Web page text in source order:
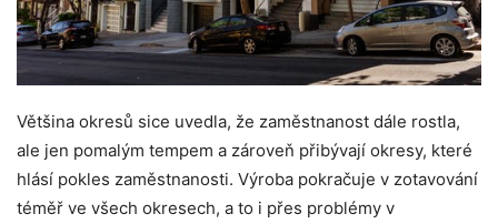
Většina okresů sice uvedla, že zaměstnanost dále rostla,
ale jen pomalým tempem a zároveň přibývají okresy, které
hlásí pokles zaměstnanosti. Výroba pokračuje v zotavování
téměř ve všech okresech, a to i přes problémy v